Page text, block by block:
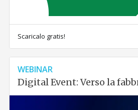
Scaricalo gratis!
WEBINAR
Digital Event: Verso la